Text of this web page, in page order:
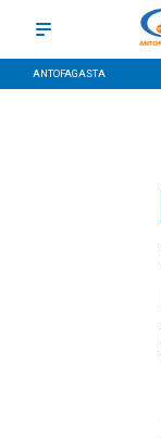
ANTOFAGASTA